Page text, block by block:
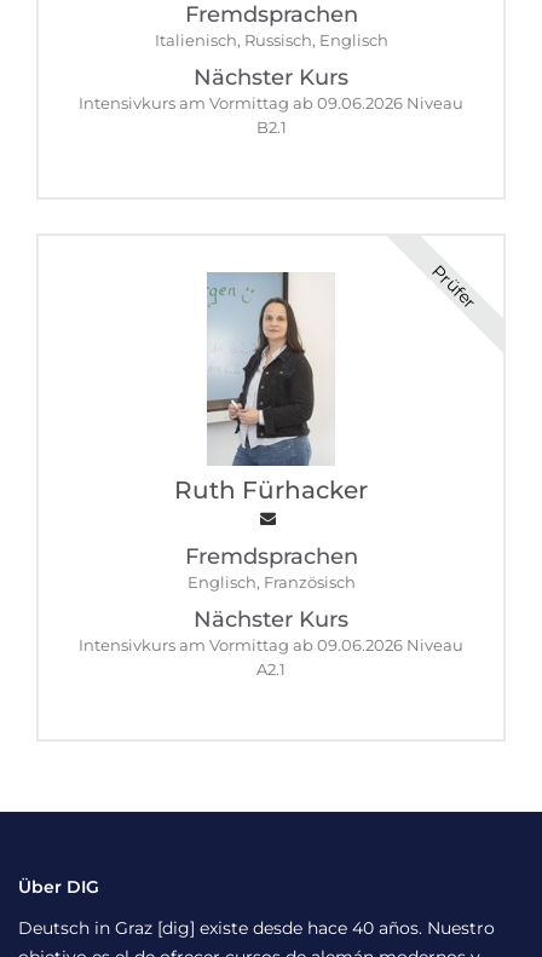
Fremdsprachen
Italienisch, Russisch, Englisch
Nächster Kurs
Intensivkurs am Vormittag ab 09.06.2026 Niveau
B2.1
Prüfer
Ruth Fürhacker
Fremdsprachen
Englisch, Französisch
Nächster Kurs
Intensivkurs am Vormittag ab 09.06.2026 Niveau
A2.1
Über DIG
Deutsch in Graz [dig] existe desde hace 40 años. Nuestro